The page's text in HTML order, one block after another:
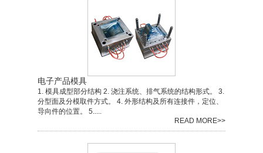
电子产品模具
1. 模具成型部分结构 2. 浇注系统、排气系统的结构形式。 3.
分型面及分模取件方式。 4. 外形结构及所有连接件，定位、
导向件的位置。 5.....
READ MORE>>